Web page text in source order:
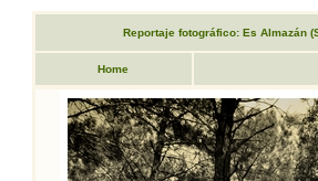
Reportaje fotográfico: Es Almazán
Home